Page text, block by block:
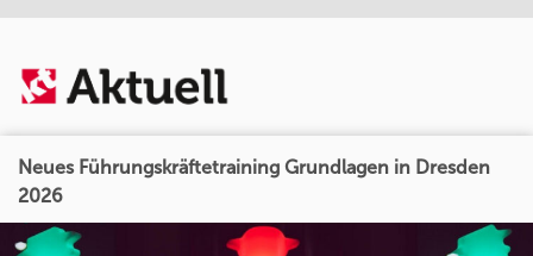
Neues Führungskräftetraining Grundlagen in Dresden
2026